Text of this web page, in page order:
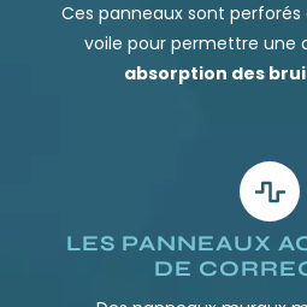
Ces panneaux sont perforés
voile pour permettre une
absorption des
LES PANNEAUX
DE